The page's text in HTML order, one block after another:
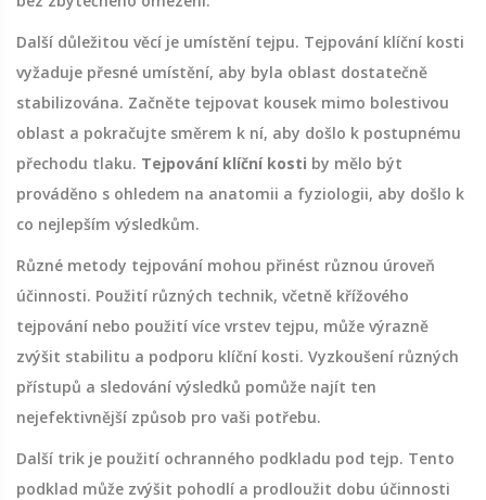
Další důležitou věcí je umístění tejpu. Tejpování klíční kosti
vyžaduje přesné umístění, aby byla oblast dostatečně
stabilizována. Začněte tejpovat kousek mimo bolestivou
oblast a pokračujte směrem k ní, aby došlo k postupnému
přechodu tlaku. Tejpování klíční kosti by mělo být
prováděno s ohledem na anatomii a fyziologii, aby došlo k
co nejlepším výsledkům.
Různé metody tejpování mohou přinést různou úroveň
účinnosti. Použití různých technik, včetně křížového
tejpování nebo použití více vrstev tejpu, může výrazně
zvýšit stabilitu a podporu klíční kosti. Vyzkoušení různých
přístupů a sledování výsledků pomůže najít ten
nejefektivnější způsob pro vaši potřebu.
Další trik je použití ochranného podkladu pod tejp. Tento
podklad může zvýšit pohodlí a prodloužit dobu účinnosti